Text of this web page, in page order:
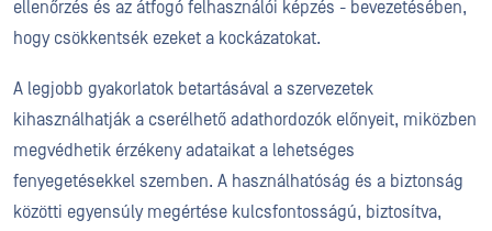
ellenőrzés és az átfogó felhasználói képzés - bevezetésében,
hogy csökkentsék ezeket a kockázatokat.
A legjobb gyakorlatok betartásával a szervezetek
kihasználhatják a cserélhető adathordozók előnyeit, miközben
megvédhetik érzékeny adataikat a lehetséges
fenyegetésekkel szemben. A használhatóság és a biztonság
közötti egyensúly megértése kulcsfontosságú, biztosítva,